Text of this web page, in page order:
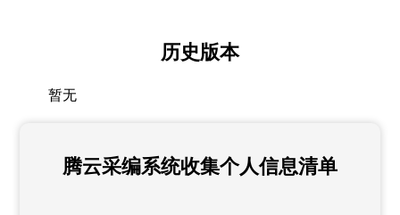
历史版本
暂无
腾云采编系统收集个人信息清单